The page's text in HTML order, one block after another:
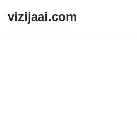
vizijaai.com